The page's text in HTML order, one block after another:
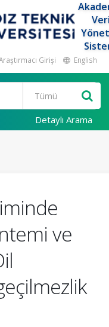
Girişi English
Detaylı Arama
ve